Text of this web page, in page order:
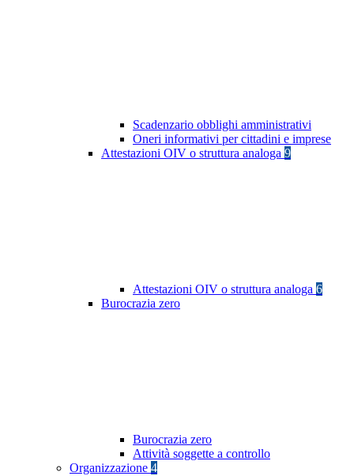
Scadenzario obblighi amministrativi
Oneri informativi per cittadini e imprese
Attestazioni OIV o struttura analoga 9
Attestazioni OIV o struttura analoga 6
Burocrazia zero
Burocrazia zero
Attività soggette a controllo
Organizzazione 4